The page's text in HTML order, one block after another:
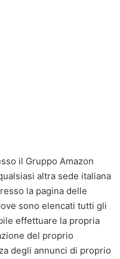
il Gruppo Amazon
altra sede italiana
la pagina delle
sono elencati tutti gli
effettuare la propria
del proprio
degli annunci di proprio